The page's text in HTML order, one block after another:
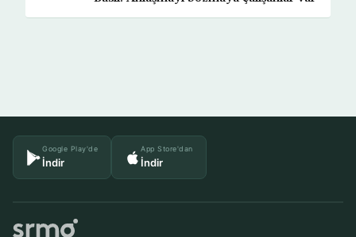
Google Play'de
İndir
App Store'dan
İndir